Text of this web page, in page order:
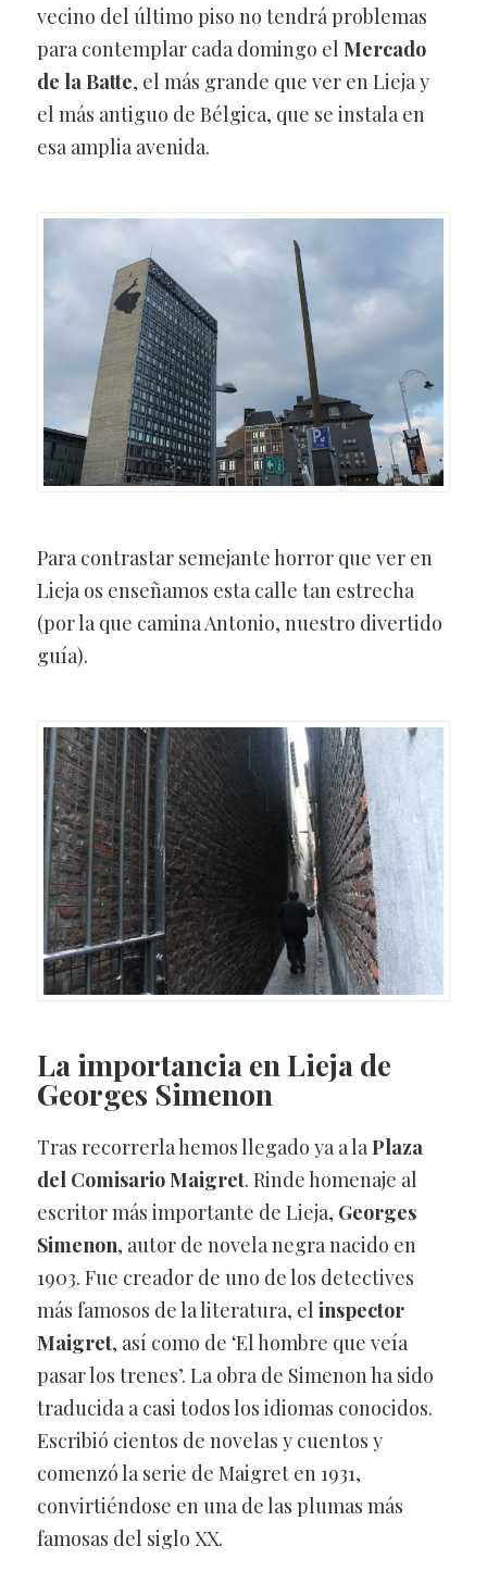
vecino del último piso no tendrá problemas
para contemplar cada domingo el Mercado
de la Batte, el más grande que ver en Lieja y
el más antiguo de Bélgica, que se instala en
esa amplia avenida.
Para contrastar semejante horror que ver en
Lieja os enseñamos esta calle tan estrecha
(por la que camina Antonio, nuestro divertido
guía).
La importancia en Lieja de
Georges Simenon
Tras recorrerla hemos llegado ya a laPlaza
del Comisario Maigret. Rinde homenaje al
escritor más importante de Lieja, Georges
Simenon, autor de novela negra nacido en
1903. Fue creador de uno de los detectives
más famosos de la literatura, el inspector
Maigret, así como de ‘El hombre que veía
pasar los trenes’. La obra de Simenon ha sido
traducida a casi todos los idiomas conocidos.
Escribió cientos de novelas y cuentos y
comenzó la serie de Maigret en 1931,
convirtiéndose en una de las plumas más
famosas del siglo XX.